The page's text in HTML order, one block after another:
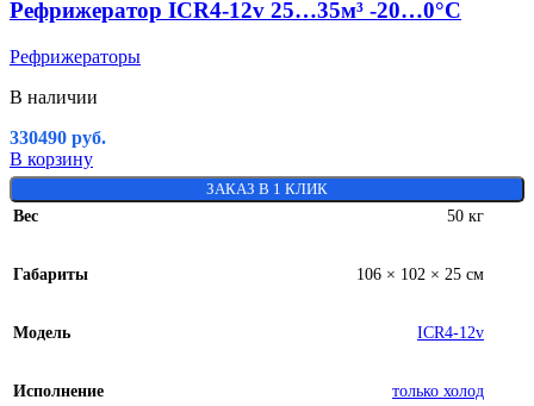
Рефрижератор ICR4-12v 25…35м³ -20…0°C
Рефрижераторы
В наличии
330490 руб.
В корзину
ЗАКАЗ В 1 КЛИК
Вес 50 кг
Габариты 106 × 102 × 25 см
Модель ICR4-12v
Исполнение только холод